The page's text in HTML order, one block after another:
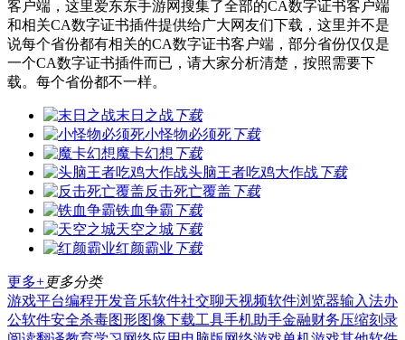
客户端，这里爱东东手游网搜集了全部的CA数字证书客户端
和相关CA数字证书插件提供给广大网友们下载，这里并不是
说每个省份都有相关的CA数字证书客户端，部分省份仅仅是
一个CA数字证书插件而已，请大家分析清楚，按照需要下
载。每个省份都不一样。
末日之战下载
小怪物必须死下载
魔卡幻想 下载
头脑王者吃鸡大作战下载
反击死亡覆盖 下载
铁血争霸 下载
天空之城下载
红颜霸业 下载
更多+更多分类
游戏平台编程开发音乐软件社交聊天视频软件浏览器输入法办
公软件安全杀毒图形图像下载工具手机助手金融财务压缩刻录